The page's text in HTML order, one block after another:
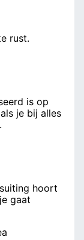
rust.
is op
je bij alles
hoort
gaat